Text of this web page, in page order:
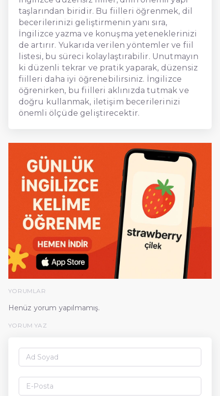
taşlarından biridir. Bu fiilleri öğrenmek, dil
becerilerinizi geliştirmenin yanı sıra,
İngilizce yazma ve konuşma yeteneklerinizi
de artırır. Yukarıda verilen yöntemler ve fiil
listesi, bu süreci kolaylaştırabilir. Unutmayın
ki düzenli tekrar ve pratik yaparak, düzensiz
fiilleri daha iyi öğrenebilirsiniz. İngilizce
öğrenirken, bu fiilleri aklınızda tutmak ve
doğru kullanmak, iletişim becerilerinizi
önemli ölçüde geliştirecektir.
YORUMLAR
Henüz yorum yapılmamış.
YORUM YAZ